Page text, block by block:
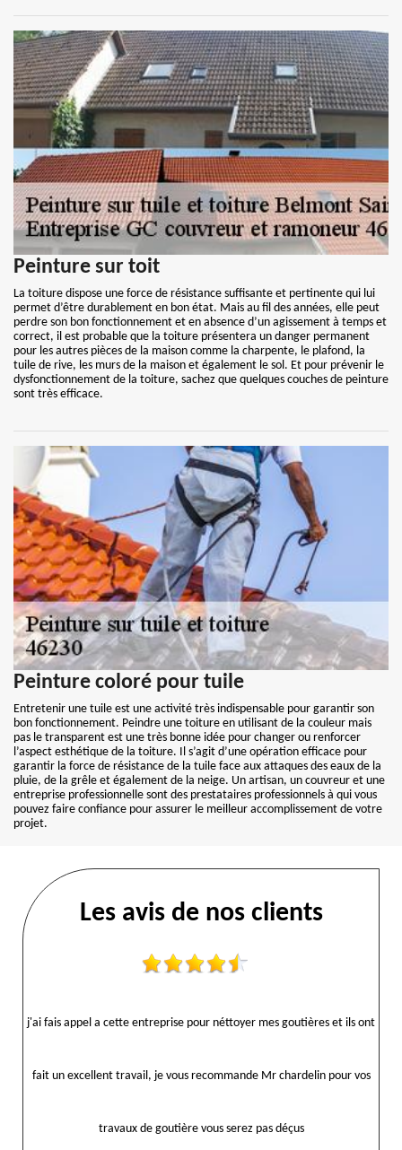
Peinture sur toit
La toiture dispose une force de résistance suffisante et pertinente qui lui
permet d’être durablement en bon état. Mais au fil des années, elle peut
perdre son bon fonctionnement et en absence d’un agissement à temps et
correct, il est probable que la toiture présentera un danger permanent
pour les autres pièces de la maison comme la charpente, le plafond, la
tuile de rive, les murs de la maison et également le sol. Et pour prévenir le
dysfonctionnement de la toiture, sachez que quelques couches de peinture
sont très efficace.
Peinture coloré pour tuile
Entretenir une tuile est une activité très indispensable pour garantir son
bon fonctionnement. Peindre une toiture en utilisant de la couleur mais
pas le transparent est une très bonne idée pour changer ou renforcer
l’aspect esthétique de la toiture. Il s’agit d’une opération efficace pour
garantir la force de résistance de la tuile face aux attaques des eaux de la
pluie, de la grêle et également de la neige. Un artisan, un couvreur et une
entreprise professionnelle sont des prestataires professionnels à qui vous
pouvez faire confiance pour assurer le meilleur accomplissement de votre
projet.
Les avis de nos clients
j'ai fais appel a cette entreprise pour néttoyer mes goutières et ils ont
fait un excellent travail, je vous recommande Mr chardelin pour vos
travaux de goutière vous serez pas déçus